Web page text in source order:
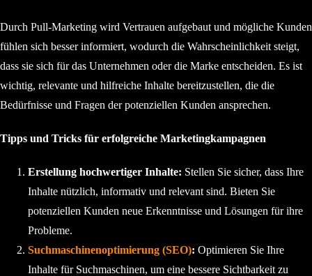
Durch Pull-Marketing wird Vertrauen aufgebaut und mögliche Kunden
fühlen sich besser informiert, wodurch die Wahrscheinlichkeit steigt,
dass sie sich für das Unternehmen oder die Marke entscheiden. Es ist
wichtig, relevante und hilfreiche Inhalte bereitzustellen, die die
Bedürfnisse und Fragen der potenziellen Kunden ansprechen.
Tipps und Tricks für erfolgreiche Marketingkampagnen
Erstellung hochwertiger Inhalte: Stellen Sie sicher, dass Ihre
Inhalte nützlich, informativ und relevant sind. Bieten Sie
potenziellen Kunden neue Erkenntnisse und Lösungen für ihre
Probleme.
Suchmaschinenoptimierung (SEO): Optimieren Sie Ihre
Inhalte für Suchmaschinen, um eine bessere Sichtbarkeit zu